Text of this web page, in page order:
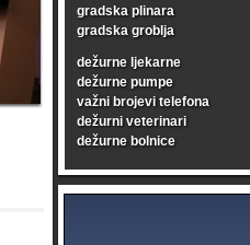
gradska plinara
gradska groblja
dežurne ljekarne
dežurne pumpe
važni brojevi telefona
dežurni veterinari
dežurne bolnice